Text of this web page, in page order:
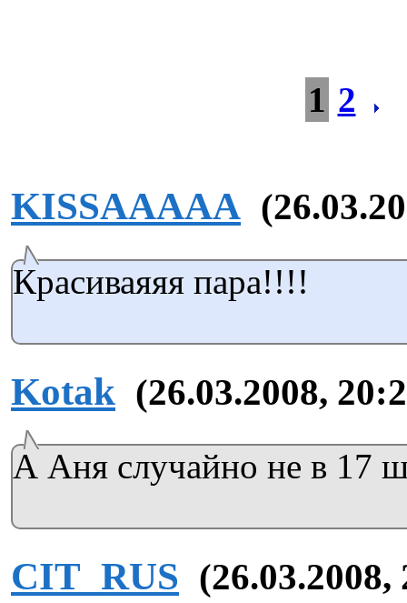
1 2
KISSAAAAA
Красиваяяя пара!!!!
Kotak (26.03.2008,
А Аня случайно не в 17
CIT_RUS (26.03.2008,